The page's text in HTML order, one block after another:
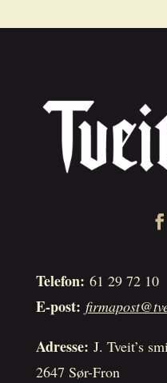
Telefon: 61 29 72 10
E-post:
Adresse: J. Tveit’s
2647 Sør-Fron